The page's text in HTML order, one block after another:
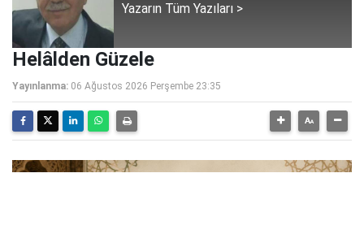
Yazarın Tüm Yazıları >
Helâlden Güzele
Yayınlanma: 06 Ağustos 2026 Perşembe 23:35